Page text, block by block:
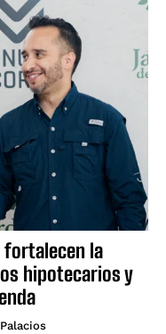
fortalecen la
hipotecarios y